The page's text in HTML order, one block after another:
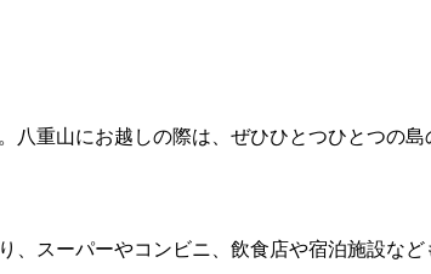
重山にお越しの際は、ぜひひとつひとつの島
スーパーやコンビニ、飲食店や宿泊施設な